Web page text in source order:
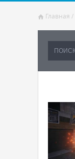
Главная /